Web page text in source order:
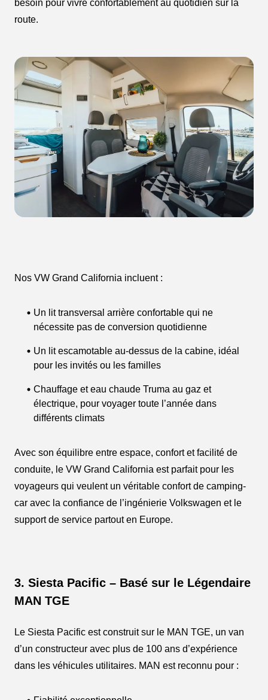
besoin pour vivre confortablement au quotidien sur la
route.
Nos VW Grand California incluent :
Un lit transversal arrière confortable qui ne
nécessite pas de conversion quotidienne
Un lit escamotable au-dessus de la cabine, idéal
pour les invités ou les familles
Chauffage et eau chaude Truma au gaz et
électrique, pour voyager toute l’année dans
différents climats
Avec son équilibre entre espace, confort et facilité de
conduite, le VW Grand California est parfait pour les
voyageurs qui veulent un véritable confort de camping-
car avec la confiance de l’ingénierie Volkswagen et le
support de service partout en Europe.
3. Siesta Pacific – Basé sur le Légendaire
MAN TGE
Le Siesta Pacific est construit sur le MAN TGE, un van
d’un constructeur avec plus de 100 ans d’expérience
dans les véhicules utilitaires. MAN est reconnu pour :